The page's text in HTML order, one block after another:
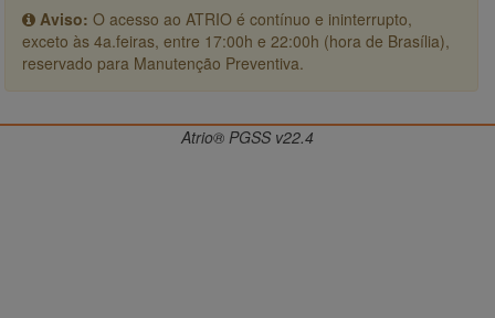
Aviso: O acesso ao ATRIO é contínuo e ininterrupto,
exceto às 4a.feiras, entre 17:00h e 22:00h (hora de Brasília),
reservado para Manutenção Preventiva.
Atrio® PGSS v22.4